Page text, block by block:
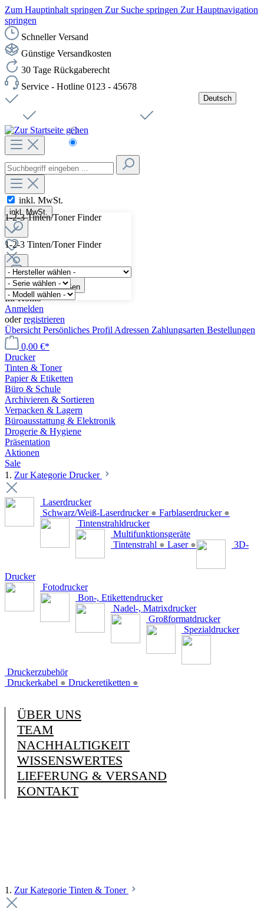
Zum Hauptinhalt springen Zur Suche springen Zur Hauptnavigation
springen
Schneller Versand
Günstige Versandkosten
30 Tage Rückgaberecht
Service - Hotline 0123 - 45678
Deutsch
Čeština
inkl. MwSt.
inkl. MwSt.
Menü schließen
Ihr Konto
Anmelden
oderregistrieren
Übersicht Persönliches Profil Adressen Zahlungsarten Bestellungen
0,00 €*
Drucker
Tinten & Toner
Papier & Etiketten
Büro & Schule
Archivieren & Sortieren
Verpacken & Lagern
Büroausstattung & Elektronik
Drogerie & Hygiene
Präsentation
Aktionen
Sale
1. Zur Kategorie Drucker
Laserdrucker
Schwarz/Weiß-Laserdrucker ● Farblaserdrucker ●
Tintenstrahldrucker
Multifunktionsgeräte
Tintenstrahl ● Laser ● 3D-
Drucker
Fotodrucker
Bon-, Etikettendrucker
Nadel-, Matrixdrucker
Großformatdrucker
Spezialdrucker
Druckerzubehör
Druckerkabel ● Druckeretiketten ●
ÜBER UNS
TEAM
NACHHALTIGKEIT
WISSENSWERTES
LIEFERUNG & VERSAND
KONTAKT
1. Zur Kategorie Tinten & Toner
1-2-3 Tinten/Toner Finder
1-2-3 Tinten/Toner Finder